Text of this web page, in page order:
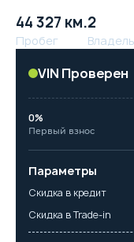
44 327 км.
Пробег
2
VIN Проверен
0%
Первый взнос
Параметры
Скидка в кредит
Скидка в Trade-in